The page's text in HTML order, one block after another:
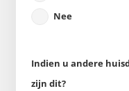
Nee
Indien u andere
zijn dit?